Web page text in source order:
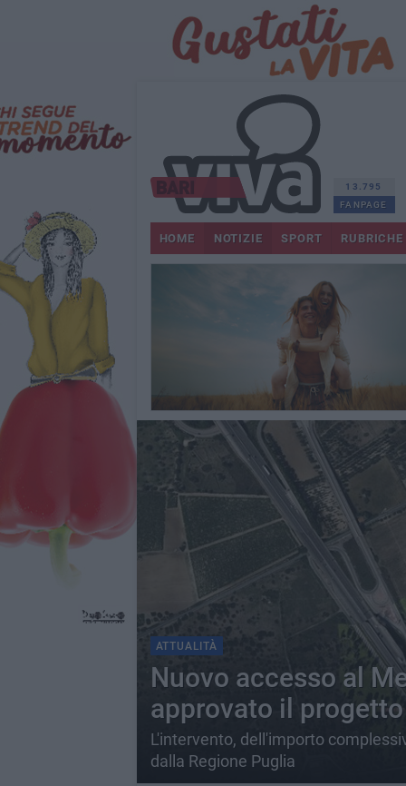
13.795
FANPAGE
HOME NOTIZIE SPORT RUBRICHE
ATTUALITÀ
Nuovo accesso al
approvato il
L'intervento, dell'importo
dalla Regione Puglia